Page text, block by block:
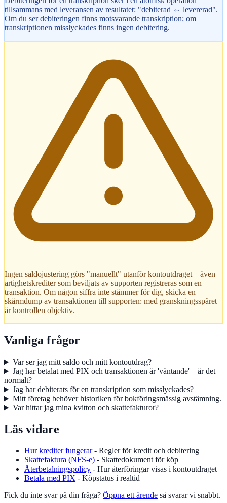
tillsammans med leveransen av resultatet: "debiterad ⇔ levererad".
Om du ser debiteringen finns motsvarande transkription; om
transkriptionen misslyckades finns ingen debitering.
Ingen saldojustering görs "manuellt" utanför kontoutdraget – även
artighetskrediter som beviljats av supporten registreras som en
transaktion. Om någon siffra inte stämmer för dig, skicka en
skärmdump av transaktionen till supporten: med granskningsspåret
är kontrollen objektiv.
Vanliga frågor
Var ser jag mitt saldo och mitt kontoutdrag?
Jag har betalat med PIX och transaktionen är 'väntande' – är det
normalt?
Jag har debiterats för en transkription som misslyckades?
Mitt företag behöver historiken för bokföringsmässig avstämning.
Var hittar jag mina kvitton och skattefakturor?
Läs vidare
Hur krediter fungerar- Regler för kredit och debitering
Skattefaktura (NFS-e) - Skattedokument för köp
Återbetalningspolicy - Hur återföringar visas i kontoutdraget
Betala med PIX - Köpstatus i realtid
Fick du inte svar på din fråga? Öppna ett ärende så svarar vi snabbt.